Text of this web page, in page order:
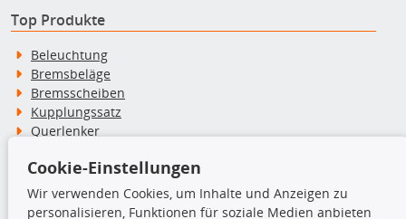
Top Produkte
Beleuchtung
Bremsbeläge
Bremsscheiben
Kupplungssatz
Querlenker
Stoßdämpfer
Cookie-Einstellungen
Wir verwenden Cookies, um Inhalte und Anzeigen zu
personalisieren, Funktionen für soziale Medien anbieten